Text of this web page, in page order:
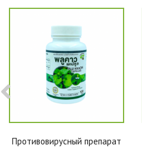
Противовирусный препарат